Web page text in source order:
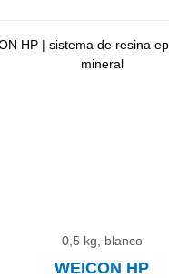
0,5 kg, blanco
WEICON HP